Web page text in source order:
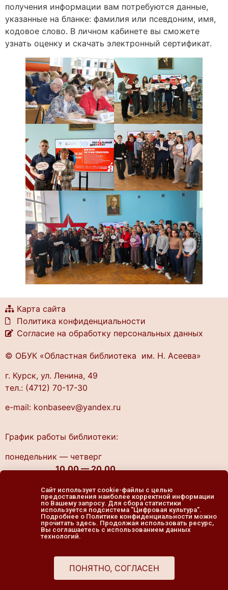
получения информации вам потребуются данные,
указанные на бланке: фамилия или псевдоним, имя,
кодовое слово. В личном кабинете вы сможете
узнать оценку и скачать электронный сертификат.
Карта сайта
Политика конфиденциальности
Согласие на обработку персональных данных
© ОБУК «Областная библиотека им. Н. Асеева»
г. Курск, ул. Ленина, 49
тел.: (4712) 70-17-30
e-mail: konbaseev@yandex.ru
График работы библиотеки:
понедельник — четверг
10.00 — 20.00
cуббота, воскресенье
11.00 — 19.00
Сайт использует cookie-файлы с целью
предоставления наиболее корректной информации
по Вашему запросу. Для сбора статистики
используется подсистема "Цифровая культура".
Подробнее о Политике конфиденциальности можно
прочитать здесь. Продолжая использовать ресурс,
Вы соглашаетесь с использованием данных
технологий.
ПОНЯТНО, СОГЛАСЕН